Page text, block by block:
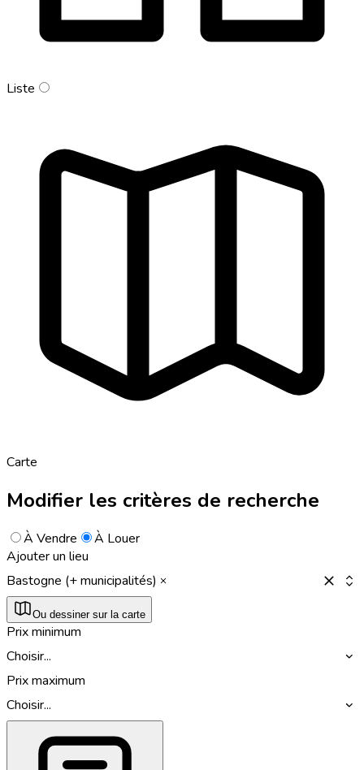
Liste
Carte
Modifier les critères de recherche
À Vendre
À Louer
Ajouter un lieu
Bastogne (+ municipalités)
Ou dessiner sur la carte
Prix minimum
Choisir...
Prix maximum
Choisir...